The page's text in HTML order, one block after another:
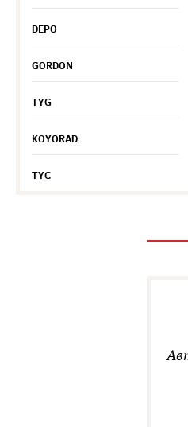
DEPO
GORDON
TYG
KOYORAD
TYC